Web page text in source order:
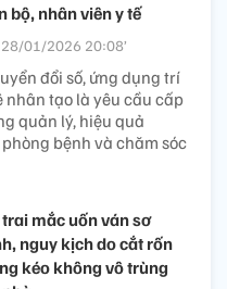
bộ, nhân viên y tế
28/01/2026 20:08’
đổi số, ứng dụng trí
nhân tạo là yêu cầu cấp
quản lý, hiệu quả
bệnh và chăm sóc
trai mắc uốn ván sơ
nguy kịch do cắt rốn
kéo không vô trùng